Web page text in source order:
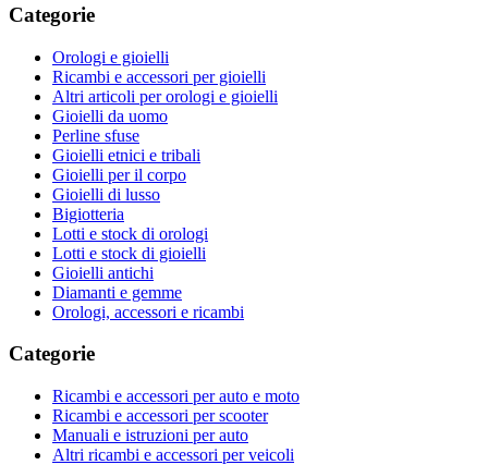
Categorie
Orologi e gioielli
Ricambi e accessori per gioielli
Altri articoli per orologi e gioielli
Gioielli da uomo
Perline sfuse
Gioielli etnici e tribali
Gioielli per il corpo
Gioielli di lusso
Bigiotteria
Lotti e stock di orologi
Lotti e stock di gioielli
Gioielli antichi
Diamanti e gemme
Orologi, accessori e ricambi
Categorie
Ricambi e accessori per auto e moto
Ricambi e accessori per scooter
Manuali e istruzioni per auto
Altri ricambi e accessori per veicoli